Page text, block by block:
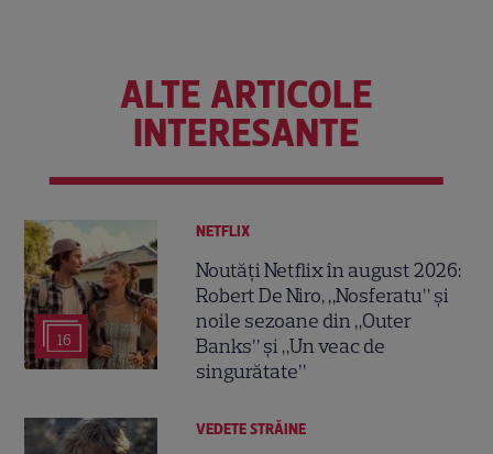
ALTE ARTICOLE
INTERESANTE
16
NETFLIX
Noutăți Netflix în august 2026:
Robert De Niro, „Nosferatu” și
noile sezoane din „Outer
Banks” și „Un veac de
singurătate”
VEDETE STRĂINE